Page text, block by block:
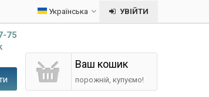
Українська УВІЙТИ
Ваш кошик
порожній, купуємо!
75